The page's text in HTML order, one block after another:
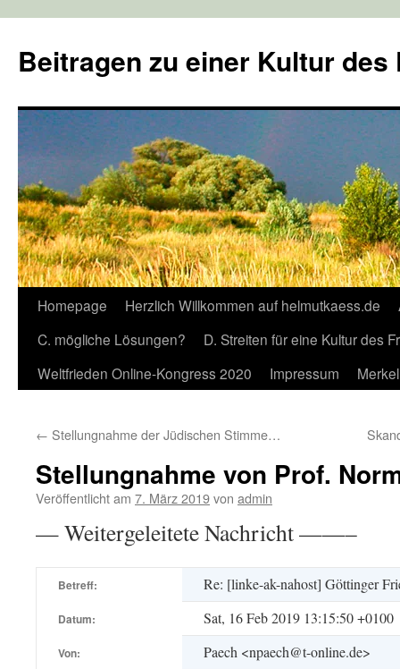
springen
Beitragen zu einer Kultur des
Homepage Herzlich Willkommen auf helmutkaess.de
C. mögliche Lösungen?
D. Streiten für eine Kultur des
Weltfrieden Online-Kongress 2020
Impressum
← Stellungnahme der Jüdischen Stimme…
Stellungnahme von Prof.
Veröffentlicht am 7. März 2019von admin
— Weitergeleitete Nachricht ——–
Betreff: Re: [linke-ak-nahost] Göttinger
Datum: Sat, 16 Feb 2019 13:15:50 +0100
Von: Paech <npaech@t-online.de>